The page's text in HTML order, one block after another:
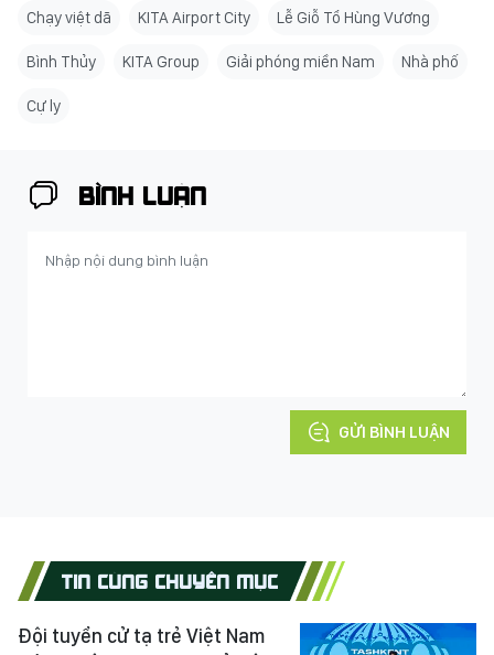
Chạy việt dã KITA Airport City Lễ Giỗ Tổ Hùng Vương
Bình Thủy KITA Group Giải phóng miền Nam Nhà phố
Cự ly
BÌNH LUẬN
GỬI BÌNH LUẬN
TIN CÙNG CHUYÊN MỤC
Đội tuyển cử tạ trẻ Việt Nam